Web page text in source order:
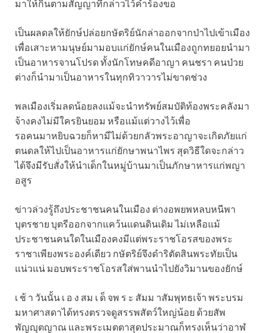
มาให้กินตามสัญญาที่กล่าวไว้คำร้องขอ
เป็นผลดลให้ยักษ์ปล่อยกษัตริย์นักล่าออกจากป่าไปเข้าเมือง
เพื่อเสาะหามนุษย์มามอบแก่ยักษ์คนในเมืองถูกทยอยนำมา
เป็นอาหารจานโปรด ทั้งนักโทษคดีอาญา คนชรา คนป่วย
ต่างก็นำมาเป็นอาหารในทุกทิวาวารไม่ขาดช่วง
พลเมืองเริ่มลดน้อยลงแม้จะนำทรัพย์สมบัติท้องพระคลังมา
จ้างคงไม่มีใครยินยอม หรือแม้แต่วางไว้เพื่อ
รอคนมาหยิบฉวยก็หามีไม่ด้วยกลัวพระอาญาจะเกิดภัยแก่
ตนดลให้ไปเป็นอาหารแก่ยักษาพนาไพร สุดวิธีใดจะกล่าว
ได้จึงมีรับสั่งให้นำเด็กในหมู่บ้านมาเป็นภักษาหารแก่พญา
อสูร
ข่าวล่วงรู้ถึงประชาชนคนในเมือง ต่างอพยพหลบหนีพา
บุตรชาย บุตรีออกจากแคว้นแดนดินเดิม ไม่เหลือแม้
ประชาชนคนใดในเมืองคงมีแต่พระราชโอรสของพระ
ราชาเพียงพระองค์เดียว กษัตริย์จึงดำริตัดสินพระทัยเป็น
แน่วแน่ มอบพระราชโอรสใส่พานนำไปยังวิมานของยักษ์
เ ช้ า วันนั้น เ อ ง สม เ ด็ จพ ร ะ สัมม าสัมพุทธเจ้า พระบรม
มหาศาสดาได้ทรงตรวจดูสรรพสัตว์ใหญ่น้อย ด้วยสัพ
พัญญุตญาณ และพระเมตตาสุดประมาณก็ทรงเห็นว่าอาฬ